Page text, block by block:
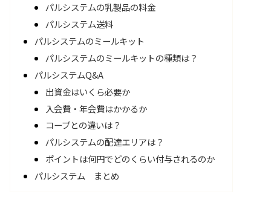
パルシステムの乳製品の料金
パルシステム送料
パルシステムのミールキット
パルシステムのミールキットの種類は？
パルシステムQ&A
出資金はいくら必要か
入会費・年会費はかかるか
コープとの違いは？
パルシステムの配達エリアは？
ポイントは何円でどのくらい付与されるのか
パルシステム まとめ